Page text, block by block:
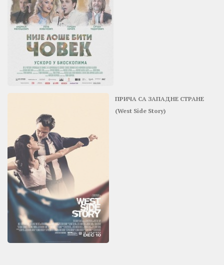
ПРИЧА СА ЗАПАДНЕ СТРАНЕ
(West Side Story)